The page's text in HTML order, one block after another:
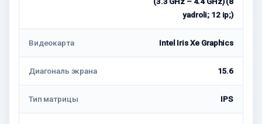
yadroli; 12 ip;)
Видеокарта Intel Iris Xe Graphics
Диагональ экрана 15.6
Тип матрицы IPS